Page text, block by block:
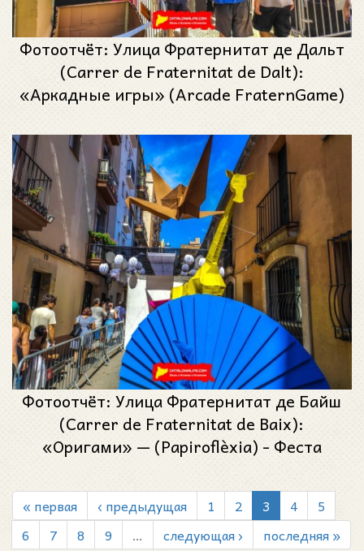
Фотоотчёт: Улица Фратернитат де Дальт
(Carrer de Fraternitat de Dalt):
«Аркадные игры» (Arcade FraternGame)
Major de Gràcia 2024)
Фотоотчёт: Улица Фратернитат де Байш
(Carrer de Fraternitat de Baix):
«Оригами» — (Papiroflèxia) - Феста
Gràcia 2024)
« первая ‹ предыдущая 1 2 3 4
5
6
7 8 9 … следующая › последняя »